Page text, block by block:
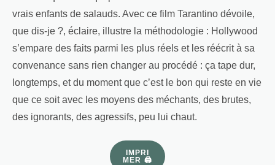
vrais enfants de salauds. Avec ce film Tarantino dévoile,
que dis-je ?, éclaire, illustre la méthodologie : Hollywood
s’empare des faits parmi les plus réels et les réécrit à sa
convenance sans rien changer au procédé : ça tape dur,
longtemps, et du moment que c’est le bon qui reste en vie
que ce soit avec les moyens des méchants, des brutes,
des ignorants, des agressifs, peu lui chaut.
IMPRI
MER 🖨